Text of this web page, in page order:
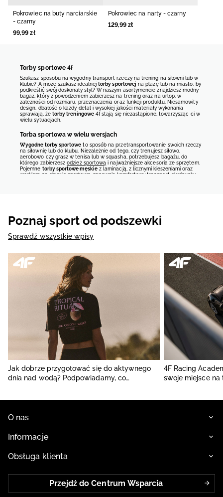
Pokrowiec na buty narciarskie
- czarny
99,99 zł
Pokrowiec na narty - czarny
129,99 zł
Torby sportowe 4f
Szukasz sposobu na wygodny transport rzeczy na trening na siłowni lub w
klubie? A może szukasz idealnejtorby sportowej na plażę lub na miasto, by
podkreślić swój doskonały styl? W naszym asortymencie znajdziesz modny
bagaż, który z powodzeniem zabierzesz na trening oraz na urlop, w
zależności od rozmiaru, przeznaczenia oraz funkcji produktu. Niesamowity
design, dbałość o każdy detal i wysokiej jakości materiały wykonania
sprawiają, że torby treningowe4f stają się niezastąpione, towarzysząc ci w
wielu sytuacjach.
Torba sportowa w wielu wersjach
Wygodne torby sportowe to sposób na przetransportowanie swoich rzeczy
na siłownię lub do klubu. Niezależnie od tego, czy trenujesz siłowo,
aerobowo czy grasz w tenisa lub w squasha, potrzebujesz bagażu, do
którego zabierzeszodzież sportową i najważniejsze akcesoria ze sprzętem.
Pojemne torby sportowe męskiez laminacją, z licznymi kieszeniami oraz
workiem na obuwie sportowe, zapewnią komfortowy transport ekwipunku.
aktywności.
najczęściej niewielką pojemnością, która jednak umożliwia zabranie ze sobą
nie lubią niszczyć odzieży poprzez przenoszenie w niej ciężkich
przedmiotów. Pasek na ramię o regulowanej długości i komora główna z
frontową kieszenią ułatwią utrzymanie porządku i szybkie odnalezienie
potrzebnych rzeczy. Torby plażowe mogą mieć większy rozmiar, nawet w
granicach 30-40 litrów, który umożliwi komfortowy transport ekwipunku
niezbędnego w czasie letnich aktywności nad wodą.
Bagaż na udane wyjazdy
Torebki sportowe są za małe, by zmieścić do nich wszystkie potrzebne
rzeczy? Wybierztorby podróżne
od 4f wykonane z wytrzymałych
materiałów, często projektowane jako repliki walizek dla sportowców
biorących udział w Igrzyskach Olimpijskich. 123-litrowa
torba sportowa
jest wyposażona w kółka ułatwiające transport, teleskopową rączkę
z regulacją długości oraz posiada pasy kompresyjne pozwalające
zmniejszyć wielkość bagażu. Wybrane modele są także laminowane oraz
posiadają wodoszczelne zamki, by zapewnić ci bezpieczeństwo nawet
wtedy, gdy podróżujesz w trudnych warunkach atmosferycznych.
Poznaj sport od podszewki
Sprawdź wszystkie wpisy
Jak dobrze przygotować się do aktywnego
dnia nad wodą? Podpowiadamy, co
4F Racing
swoje miejsce na
O nas
Informacje
Obsługa klienta
Przejdź do Centrum Wsparcia